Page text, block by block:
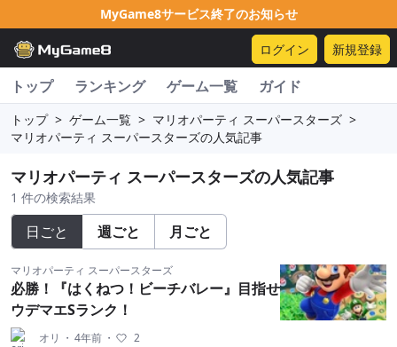
MyGame8サービス終了のお知らせ
ログイン 新規登録
トップ ランキング ゲーム一覧 ガイド
トップ > ゲーム一覧 > マリオパーティ スーパースターズ >
マリオパーティ スーパースターズの人気記事
マリオパーティ スーパースターズの人気記事
1 件の検索結果
日ごと 週ごと 月ごと
マリオパーティ スーパースターズ
必勝！『はくねつ！ビーチバレー』目指せ
ウデマエSランク！
オリ ・ 4年前 ・ 2